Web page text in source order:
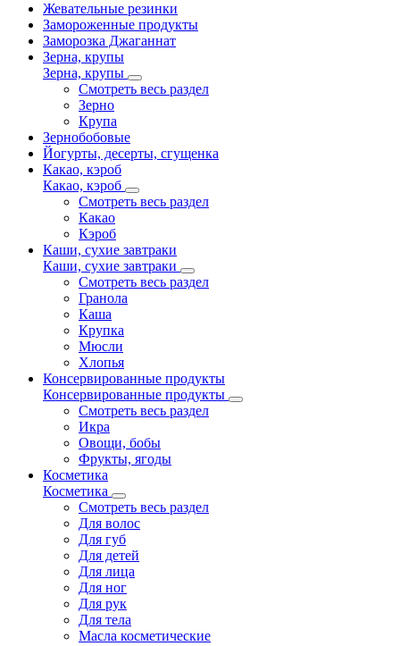
Жевательные резинки
Замороженные продукты
Заморозка Джаганнат
Зерна, крупы
Зерна, крупы
Смотреть весь раздел
Зерно
Крупа
Зернобобовые
Йогурты, десерты, сгущенка
Какао, кэроб
Какао, кэроб
Смотреть весь раздел
Какао
Кэроб
Каши, сухие завтраки
Каши, сухие завтраки
Смотреть весь раздел
Гранола
Каша
Крупка
Мюсли
Хлопья
Консервированные продукты
Консервированные продукты
Смотреть весь раздел
Икра
Овощи, бобы
Фрукты, ягоды
Косметика
Косметика
Смотреть весь раздел
Для волос
Для губ
Для детей
Для лица
Для ног
Для рук
Для тела
Масла косметические